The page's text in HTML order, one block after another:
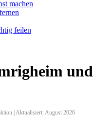
machen
feilen
und
| Aktualisiert: August 2026